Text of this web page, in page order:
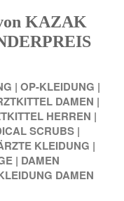
KAZAK
| OP-KLEIDUNG |
DAMEN |
HERREN |
SCRUBS |
KLEIDUNG |
| DAMEN
DAMEN